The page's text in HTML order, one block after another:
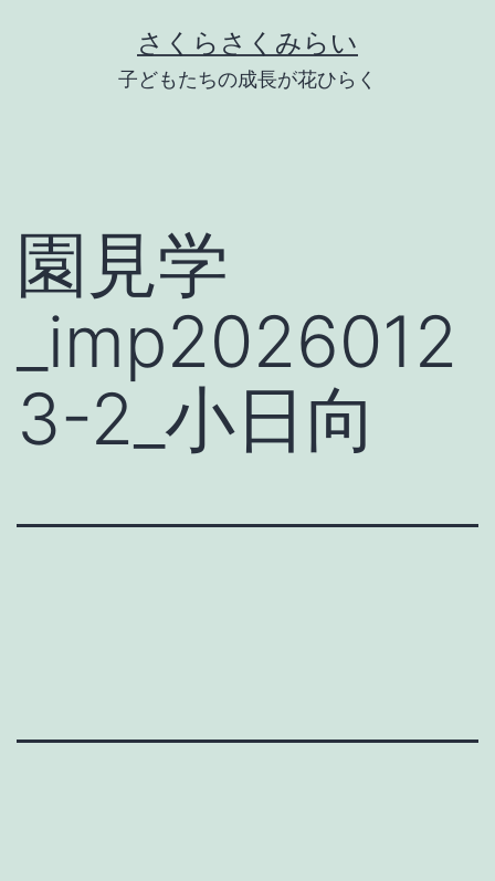
さくらさくみらい
子どもたちの成長が花ひらく
園見学
_imp2026012
3-2_小日向